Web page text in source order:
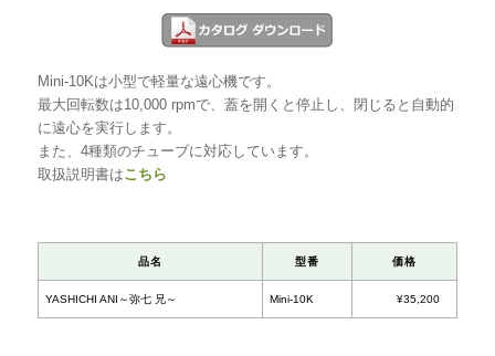
Mini-10Kは小型で軽量な遠心機です。
最大回転数は10,000 rpmで、蓋を開くと停止し、閉じると自動的
に遠心を実行します。
また、4種類のチューブに対応しています。
取扱説明書はこちら